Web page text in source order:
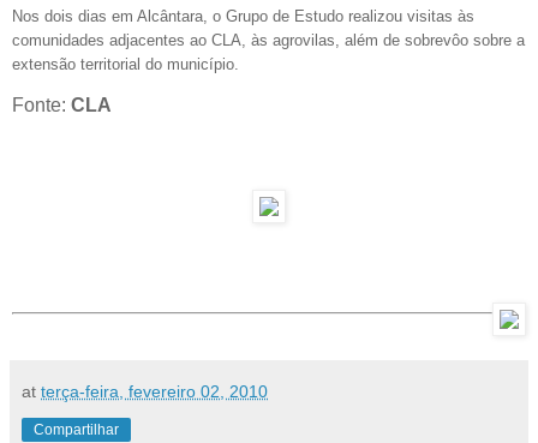
Nos dois dias em Alcântara, o Grupo de Estudo realizou visitas às
comunidades adjacentes ao CLA, às agrovilas, além de sobrevôo sobre a
extensão territorial do município.
Fonte: CLA
at terça-feira, fevereiro 02, 2010
Compartilhar